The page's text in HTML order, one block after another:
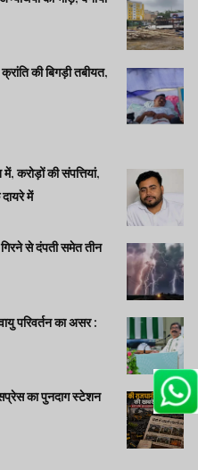
की बिगड़ी तबीयत,
करोड़ों की संपत्तियां,
में
से दंपती समेत तीन
परिवर्तन का असर :
का पुनदाग स्टेशन